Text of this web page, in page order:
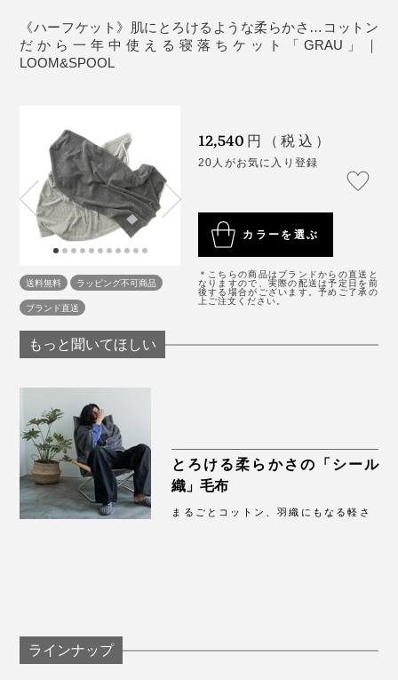
使っていくうちに若干毛羽立つことがあります。品
質には問題ありませんが、決して引っ張らずにハサ
ミで飛び出したパイルをカットしたり、ブラシで毛
《商品仕様》
サイズ：ハーフケット／幅140×長さ100cm
素材：パイル（毛羽部分）／綿100％、地糸／綿
100％
重さ：約0.6kg
製造国：日本
《ハーフケット》肌にとろけるような柔らかさ…コットン
だから一年中使える寝落ちケット「GRAU」｜
LOOM&SPOOL
送料無料
ラッピング不可商品
ブランド直送
12,540 円（税込）
20人がお気に入り登録
カラーを選ぶ
＊こちらの商品はブランドからの直送と
なりますので、実際の配送は予定日を前
後する場合がございます。予めご了承の
上ご注文ください。
もっと聞いてほしい
とろける柔らかさの「シール
織」毛布
まるごとコットン、羽織にもなる軽さ
ラインナップ